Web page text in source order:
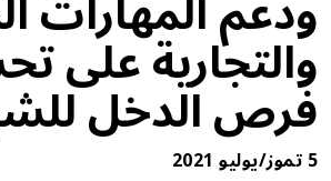
والتجارية على
فرص الدخل
5 تموز/يوليو 2021